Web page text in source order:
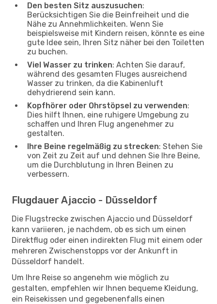
Den besten Sitz auszusuchen:
Berücksichtigen Sie die Beinfreiheit und die
Nähe zu Annehmlichkeiten. Wenn Sie
beispielsweise mit Kindern reisen, könnte es eine
gute Idee sein, Ihren Sitz näher bei den Toiletten
zu buchen.
Viel Wasser zu trinken: Achten Sie darauf,
während des gesamten Fluges ausreichend
Wasser zu trinken, da die Kabinenluft
dehydrierend sein kann.
Kopfhörer oder Ohrstöpsel zu verwenden:
Dies hilft Ihnen, eine ruhigere Umgebung zu
schaffen und Ihren Flug angenehmer zu
gestalten.
Ihre Beine regelmäßig zu strecken: Stehen Sie
von Zeit zu Zeit auf und dehnen Sie Ihre Beine,
um die Durchblutung in Ihren Beinen zu
verbessern.
Flugdauer Ajaccio - Düsseldorf
Die Flugstrecke zwischen Ajaccio und Düsseldorf
kann variieren, je nachdem, ob es sich um einen
Direktflug oder einen indirekten Flug mit einem oder
mehreren Zwischenstopps vor der Ankunft in
Düsseldorf handelt.
Um Ihre Reise so angenehm wie möglich zu
gestalten, empfehlen wir Ihnen bequeme Kleidung,
ein Reisekissen und gegebenenfalls einen